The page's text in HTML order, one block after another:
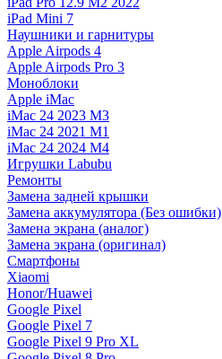
iPad Mini 7
Наушники и гарнитуры
Apple Airpods 4
Apple Airpods Pro 3
Моноблоки
Apple iMac
iMac 24 2023 M3
iMac 24 2021 M1
iMac 24 2024 M4
Игрушки Labubu
Ремонты
Замена задней крышки
Замена аккумулятора (Без ошибки)
Замена экрана (аналог)
Замена экрана (оригинал)
Смартфоны
Xiaomi
Honor/Huawei
Google Pixel
Google Pixel 7
Google Pixel 9 Pro XL